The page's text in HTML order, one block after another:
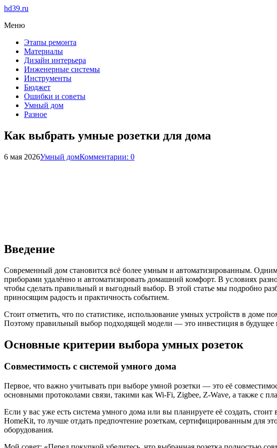
hd39.ru
Меню
Этапы ремонта
Материалы
Дизайн интерьера
Инженерные системы
Инструменты
Бюджет
Ошибки и советы
Умный дом
Разное
Как выбрать умные розетки для дома
6 мая 2026Умный домКомментарии: 0
Введение
Современный дом становится всё более умным и автоматизированным.
приборами удалённо и автоматизировать домашний комфорт. В условиях
чтобы сделать правильный и выгодный выбор. В этой статье мы подробно
приносящим радость и практичность событием.
Стоит отметить, что по статистике, использование умных устройств в доме
Поэтому правильный выбор подходящей модели — это инвестиция в будущее
Основные критерии выбора умных розеток
Совместимость с системой умного дома
Первое, что важно учитывать при выборе умной розетки — это её
основными протоколами связи, такими как Wi-Fi, Zigbee, Z-Wave, а также с
Если у вас уже есть система умного дома или вы планируете её создать,
HomeKit, то лучше отдать предпочтение розеткам, сертифицированным для
оборудования.